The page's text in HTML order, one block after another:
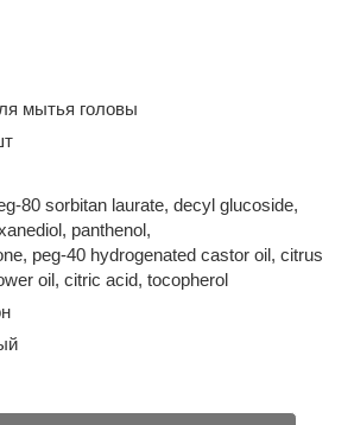
мытья головы
80 sorbitan laurate, decyl glucoside,
panthenol,
peg-40 hydrogenated castor oil, citrus
oil, citric acid, tocopherol